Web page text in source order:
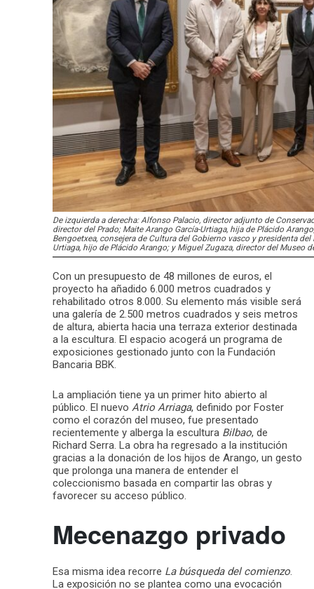
De izquierda a derecha: Alfonso Palacio, director adjunto de
director del Prado; Maite Arango García-Urtiaga, hija de Plácido
Bengoetxea, consejera de Cultura del Gobierno vasco y presidenta
Urtiaga, hijo de Plácido Arango; y Miguel Zugaza, director del Museo
Con un presupuesto de 48 millones de euros, el
proyecto ha añadido 6.000 metros cuadrados y
rehabilitado otros 8.000. Su elemento más visible será
una galería de 2.500 metros cuadrados y seis metros
de altura, abierta hacia una terraza exterior destinada
a la escultura. El espacio acogerá un programa de
exposiciones gestionado junto con la Fundación
Bancaria BBK.
La ampliación tiene ya un primer hito abierto al
público. El nuevo Atrio Arriaga, definido por Foster
como el corazón del museo, fue presentado
recientemente y alberga la escultura Bilbao, de
Richard Serra. La obra ha regresado a la institución
gracias a la donación de los hijos de Arango, un gesto
que prolonga una manera de entender el
coleccionismo basada en compartir las obras y
favorecer su acceso público.
Mecenazgo privado
Esa misma idea recorre La búsqueda del comienzo.
La exposición no se plantea como una evocación